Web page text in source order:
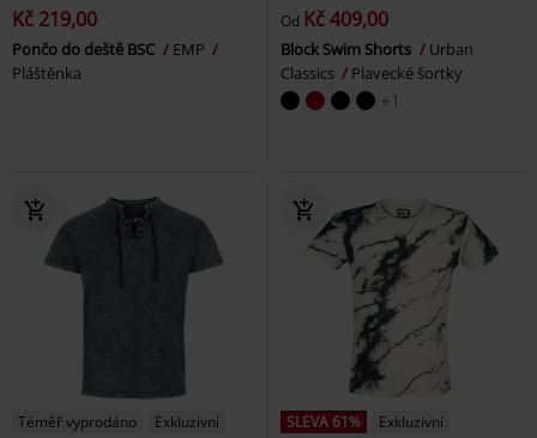
Kč 219,00
Pončo do deště BSC
EMP
Pláštěnka
Od Kč 409,00
Block Swim Shorts
Urban
Classics
Plavecké šortky
+1
Téměř vyprodáno Exkluzivní SLEVA 61%
Exkluzivní